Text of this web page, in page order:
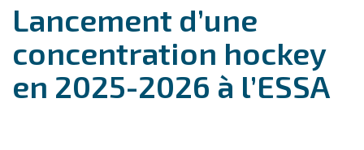
Lancement d’une
concentration hockey
en 2025-2026 à l’ESSA